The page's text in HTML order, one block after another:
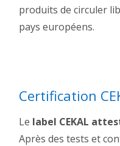
produits de circuler
pays européens.
Certification
Le label CEKAL
Après des tests et